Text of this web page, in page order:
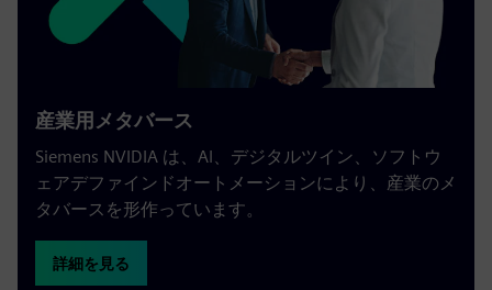
産業用メタバース
Siemens NVIDIA は、AI、デジタルツイン、ソフトウ
ェアデファインドオートメーションにより、産業のメ
タバースを形作っています。
詳細を見る